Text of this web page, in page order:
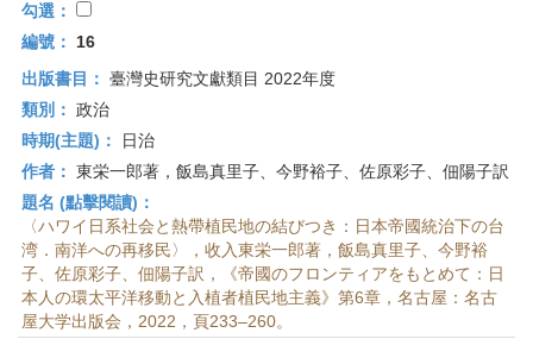
勾選：
編號：
16
出版書目： 臺灣史研究文獻類目 2022年度
類別： 政治
時期(主題)：
日治
作者： 東栄一郎著，飯島真里子、今野裕子、佐原彩子、佃陽子訳
題名 (點擊閱讀)：
〈ハワイ日系社会と熱帶植民地の結びつき：日本帝國統治下の台
湾．南洋への再移民〉，收入東栄一郎著，飯島真里子、今野裕
子、佐原彩子、佃陽子訳，《帝國のフロンティアをもとめて：日
本人の環太平洋移動と入植者植民地主義》第6章，名古屋：名古
屋大学出版会，2022，頁233–260。